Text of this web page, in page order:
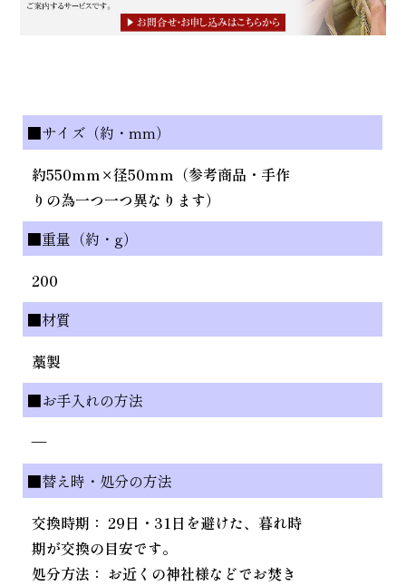
■サイズ（約・mm）
約550mm×径50mm（参考商品・手作
りの為一つ一つ異なります）
■重量（約・g）
200
■材質
藁製
■お手入れの方法
—
■替え時・処分の方法
交換時期： 29日・31日を避けた、暮れ時
期が交換の目安です。
処分方法： お近くの神社様などでお焚き